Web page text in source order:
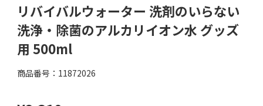
リバイバルウォーター 洗剤のいらない
洗浄・除菌のアルカリイオン水 グッズ
用 500ml
商品番号：11872026